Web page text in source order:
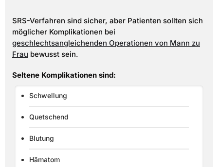
SRS-Verfahren sind sicher, aber Patienten sollten sich
möglicher Komplikationen bei
geschlechtsangleichenden Operationen von Mann zu
Frau bewusst sein.
Seltene Komplikationen sind:
Schwellung
Quetschend
Blutung
Hämatom